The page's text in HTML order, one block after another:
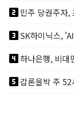
looks_two민주 당권주자,
looks_3
looks_4하나은행, 비대
looks_5갑론을박 주